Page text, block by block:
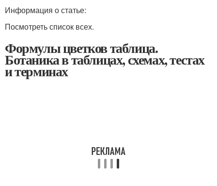
Информация о статье:
Посмотреть список всех.
Формулы цветков таблица.
Ботаника в таблицах, схемах, тестах
и терминах